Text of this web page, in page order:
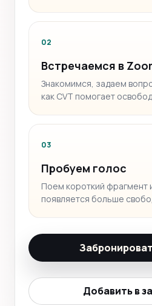
02
Встречаемся в
Знакомимся, задаем
как CVT помогает
03
Пробуем голос
Поем короткий фрагмент
появляется больше
Добавить в